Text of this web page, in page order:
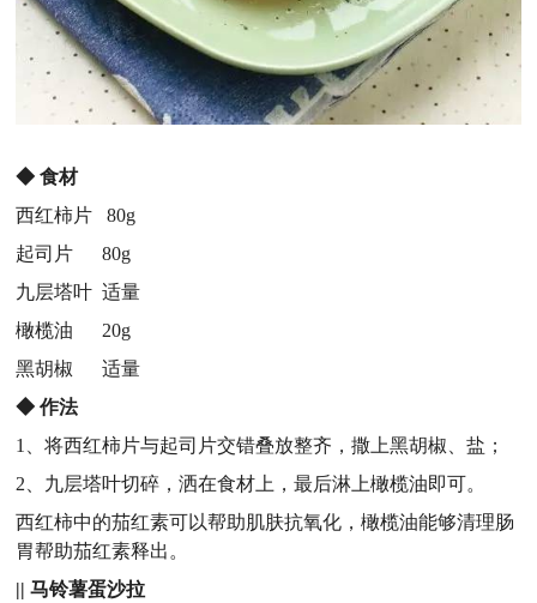
◆食材
西红柿片 80g
起司片 80g
九层塔叶 适量
橄榄油 20g
黑胡椒 适量
◆作法
1、将西红柿片与起司片交错叠放整齐，撒上黑胡椒、盐；
2、九层塔叶切碎，洒在食材上，最后淋上橄榄油即可。
西红柿中的茄红素可以帮助肌肤抗氧化，橄榄油能够清理肠
胃帮助茄红素释出。
||马铃薯蛋沙拉